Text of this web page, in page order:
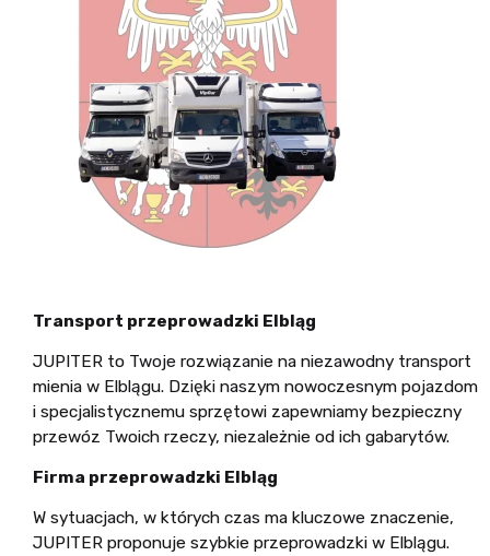
Transport przeprowadzki Elbląg
JUPITER to Twoje rozwiązanie na niezawodny transport
mienia w Elblągu. Dzięki naszym nowoczesnym pojazdom
i specjalistycznemu sprzętowi zapewniamy bezpieczny
przewóz Twoich rzeczy, niezależnie od ich gabarytów.
Firma przeprowadzki Elbląg
W sytuacjach, w których czas ma kluczowe znaczenie,
JUPITER proponuje szybkie przeprowadzki w Elblągu.